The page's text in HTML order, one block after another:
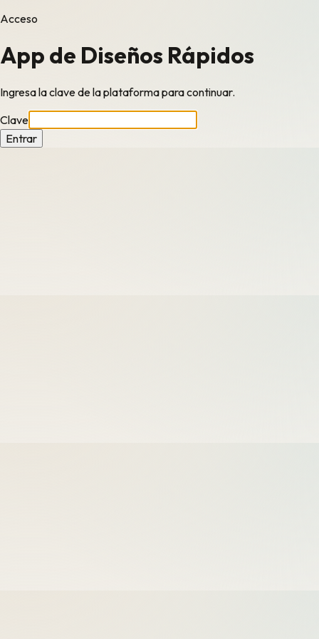
Acceso
App de Diseños Rápidos
Ingresa la clave de la plataforma para continuar.
Clave
Entrar